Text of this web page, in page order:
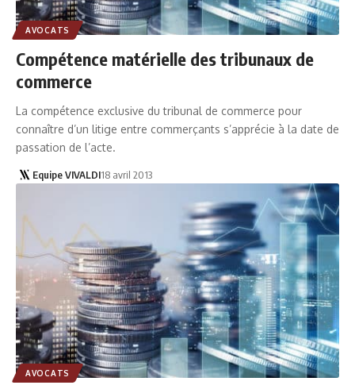
AVOCATS
Compétence matérielle des tribunaux de
commerce
La compétence exclusive du tribunal de commerce pour
connaître d’un litige entre commerçants s’apprécie à la date de
passation de l’acte.
Equipe VIVALDI18 avril 2013
AVOCATS